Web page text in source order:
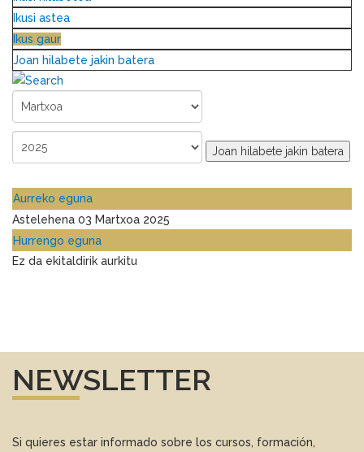
Ikusi astea
Ikus gaur
Joan hilabete jakin batera
Joan hilabete jakin batera
Aurreko eguna
Astelehena 03 Martxoa 2025
Hurrengo eguna
Ez da ekitaldirik aurkitu
NEWSLETTER
Si quieres estar informado sobre los cursos, formación,